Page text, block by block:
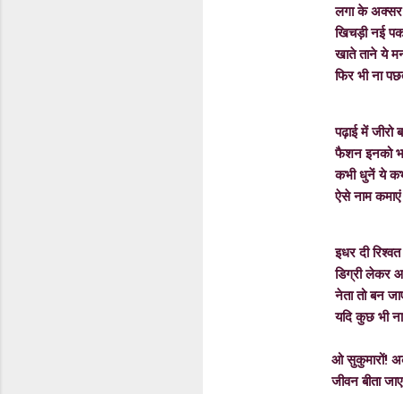
लगा केअक्सर
खिचड़ी नई
खाते ताने ये
फिर भी ना
पढ़ाई में जीरो बनते
फैशन इनको
कभी धुनें ये कभी
ऐसे नाम
इधर दी रिश्वत
डिग्री
नेता तो बन
यदि कुछ भी ना बन
ओ सुकुमारों! अकल
जीवन बीता